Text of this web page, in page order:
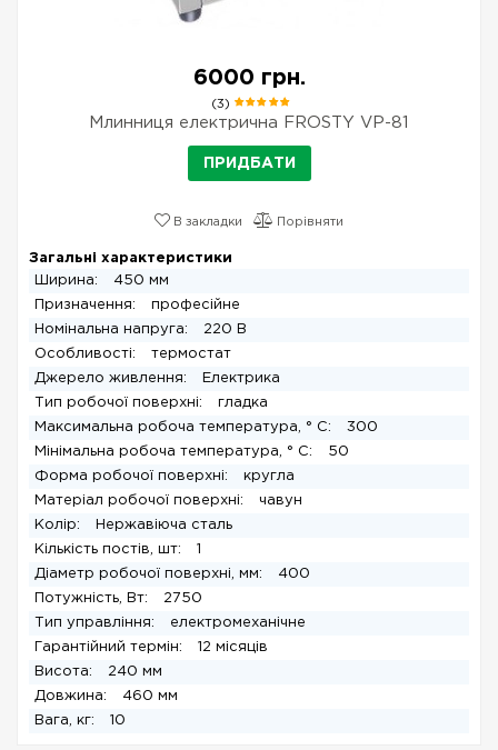
6000 грн.
(3)
Млинниця електрична FROSTY VP-81
ПРИДБАТИ
В закладки Порівняти
Загальні характеристики
Ширина:
450 мм
Призначення:
професійне
Номінальна напруга:
220 В
Особливості:
термостат
Джерело живлення:
Електрика
Тип робочої поверхні:
гладка
Максимальна робоча температура, ° C:
300
Мінімальна робоча температура, ° C:
50
Форма робочої поверхні:
кругла
Матеріал робочої поверхні:
чавун
Колір:
Нержавіюча сталь
Кількість постів, шт:
1
Діаметр робочої поверхні, мм:
400
Потужність, Вт:
2750
Тип управління:
електромеханічне
Гарантійний термін:
12 місяців
Висота:
240 мм
Довжина:
460 мм
Вага, кг:
10